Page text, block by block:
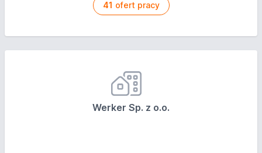
41 ofert pracy
Werker Sp. z o.o.